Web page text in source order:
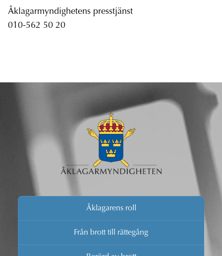
Åklagarmyndighetens presstjänst
010-562 50 20
Åklagarens roll
Från brott till rättegång